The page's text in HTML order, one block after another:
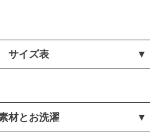
サイズ表
材とお洗濯